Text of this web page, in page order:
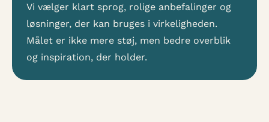
Vi vælger klart sprog, rolige anbefalinger og
løsninger, der kan bruges i virkeligheden.
Målet er ikke mere støj, men bedre overblik
og inspiration, der holder.